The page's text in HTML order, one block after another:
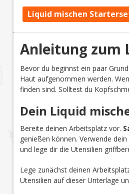
Liquid mischen
Anleitung zum
Bevor du beginnst ein paar
Haut aufgenommen werden.
finden sind. Solltest du
Dein Liquid
Bereite deinen Arbeitsplatz vor.
genießen können. Verwende
und lege dir die Utensilien
Lege zunächst deinen
Utensilien auf dieser Unterlage